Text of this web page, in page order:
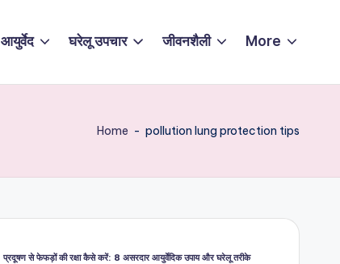
आयुर्वेद घरेलू उपचार जीवनशैली More
Home - pollution lung protection tips
प्रदूषण से फेफड़ों की रक्षा कैसे करें: 8 असरदार आयुर्वेदिक उपाय और घरेलू तरीके